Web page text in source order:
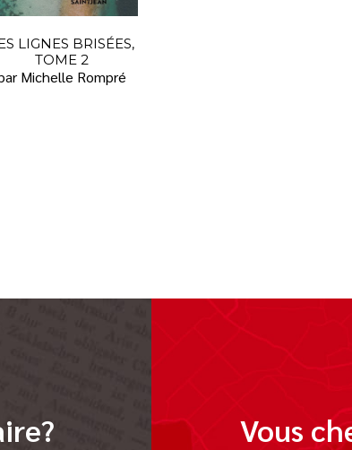
LIGNES BRISÉES,
TOME 2
Michelle Rompré
Vous